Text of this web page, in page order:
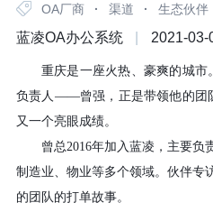
OA厂商 · 渠道 · 生态伙伴
蓝凌OA办公系统 2021-03-
重庆是一座火热、豪爽的城
负责人 ——曾强，正是带领他的团
又一个亮眼成绩。
曾总2016年加入蓝凌，主要负
制造业、物业等多个领域。伙伴专
的团队的打单故事。